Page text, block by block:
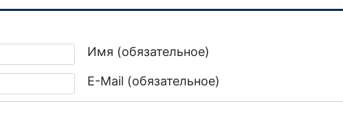
Имя (обязательное)
E-Mail (обязательное)